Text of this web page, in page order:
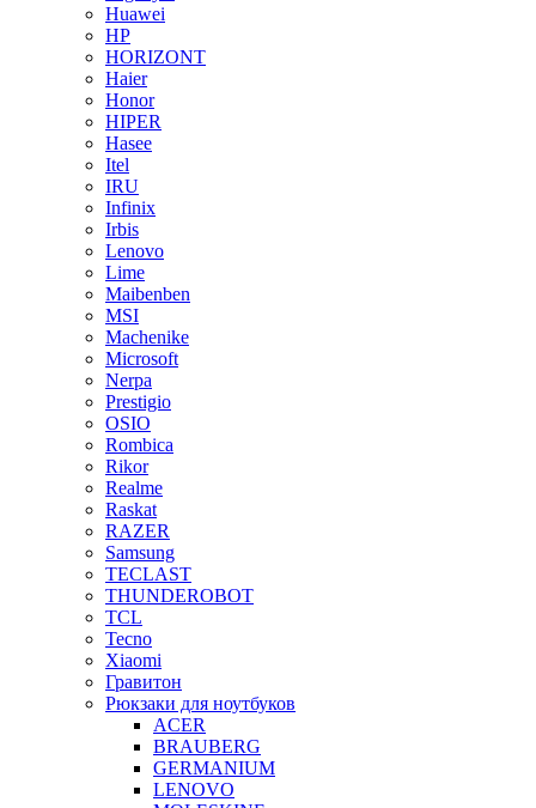
Huawei
HP
HORIZONT
Haier
Honor
HIPER
Hasee
Itel
IRU
Infinix
Irbis
Lenovo
Lime
Maibenben
MSI
Machenike
Microsoft
Nerpa
Prestigio
OSIO
Rombica
Rikor
Realme
Raskat
RAZER
Samsung
TECLAST
THUNDEROBOT
TCL
Tecno
Xiaomi
Гравитон
Рюкзаки для ноутбуков
ACER
BRAUBERG
GERMANIUM
LENOVO